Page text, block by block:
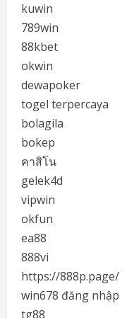
kuwin
789win
88kbet
okwin
dewapoker
togel terpercaya
bolagila
bokep
คาสิโน
gelek4d
vipwin
okfun
ea88
888vi
https://888p.page/
win678 đăng nhập
tg88